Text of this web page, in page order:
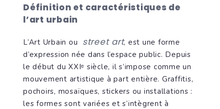
Définition et caractéristiques de
l’art urbain
L’Art Urbain ou street art, est une forme
d’expression née dans l’espace public. Depuis
le début du XXIᵉ siècle, il s’impose comme un
mouvement artistique à part entière. Graffitis,
pochoirs, mosaïques, stickers ou installations :
les formes sont variées et s’intègrent à